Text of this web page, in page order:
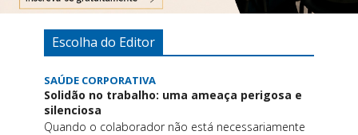
Escolha do Editor
SAÚDE CORPORATIVA
Solidão no trabalho: uma ameaça perigosa e
silenciosa
Quando o colaborador não está necessariamente